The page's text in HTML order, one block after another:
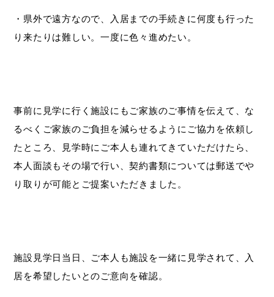
・県外で遠方なので、入居までの手続きに何度も行った
り来たりは難しい。一度に色々進めたい。
事前に見学に行く施設にもご家族のご事情を伝えて、な
るべくご家族のご負担を減らせるようにご協力を依頼し
たところ、見学時にご本人も連れてきていただけたら、
本人面談もその場で行い、契約書類については郵送でや
り取りが可能とご提案いただきました。
施設見学日当日、ご本人も施設を一緒に見学されて、入
居を希望したいとのご意向を確認。